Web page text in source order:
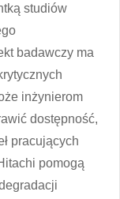
studiów
badawczy ma
inżynierom
dostępność,
pracujących
pomogą